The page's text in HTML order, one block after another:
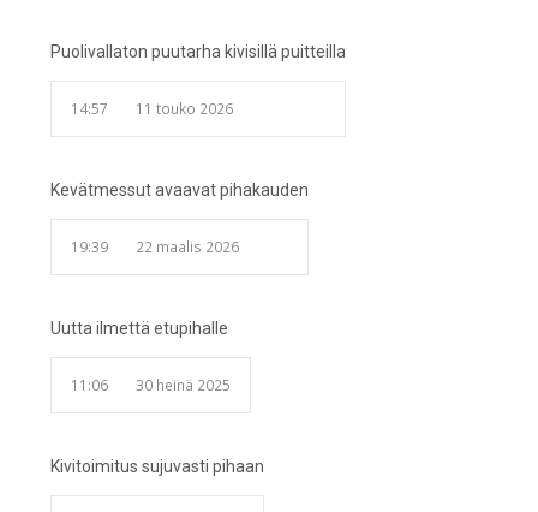
Puolivallaton puutarha kivisillä puitteilla
14:57 11 touko 2026
Kevätmessut avaavat pihakauden
19:39 22 maalis 2026
Uutta ilmettä etupihalle
11:06 30 heinä 2025
Kivitoimitus sujuvasti pihaan